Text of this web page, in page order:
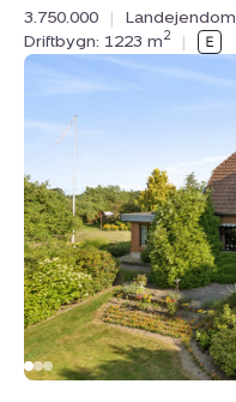
3.750.000
| Landejendom
Driftbygn: 1223 m2 |
Landejendom:
110,
5320
Agedrup